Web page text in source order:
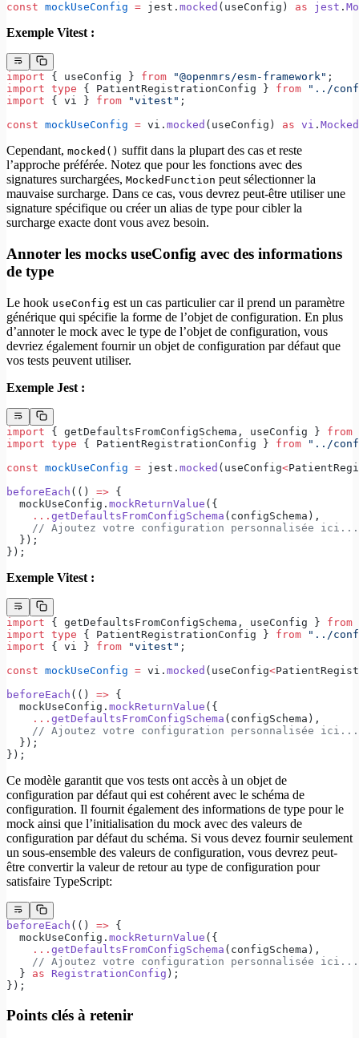
const mockUseConfig = jest. mocked (useConfig) as jest .
Exemple Vitest :
import { useConfig } from "@openmrs/esm-framework" ;
import type { PatientRegistrationConfig } from "../
import { vi } from "vitest" ;
const mockUseConfig = vi. mocked (useConfig) as vi .
Cependant, mocked() suffit dans la plupart des cas et reste
l’approche préférée. Notez que pour les fonctions avec des
signatures surchargées, MockedFunction peut sélectionner la
mauvaise surcharge. Dans ce cas, vous devrez peut-être utiliser une
signature spécifique ou créer un alias de type pour cibler la
surcharge exacte dont vous avez besoin.
Annoter les mocks useConfig avec des informations
de type
Le hook useConfig est un cas particulier car il prend un paramètre
générique qui spécifie la forme de l’objet de configuration. En plus
d’annoter le mock avec le type de l’objet de configuration, vous
devriez également fournir un objet de configuration par défaut que
vos tests peuvent utiliser.
Exemple Jest :
import { getDefaultsFromConfigSchema, useConfig } from
import type { PatientRegistrationConfig } from "../
const mockUseConfig = jest. mocked (useConfig<
beforeEach (() => {
  mockUseConfig.
mockReturnValue ({
    ...
getDefaultsFromConfigSchema (configSchema),
    // Ajoutez votre configuration personnalisée ici...
  });
});
Exemple Vitest :
import { getDefaultsFromConfigSchema, useConfig } from
import type { PatientRegistrationConfig } from "../
import { vi } from "vitest" ;
const mockUseConfig = vi. mocked (useConfig<
beforeEach (() => {
  mockUseConfig.
mockReturnValue ({
    ...
getDefaultsFromConfigSchema (configSchema),
    // Ajoutez votre configuration personnalisée ici...
  });
});
Ce modèle garantit que vos tests ont accès à un objet de
configuration par défaut qui est cohérent avec le schéma de
configuration. Il fournit également des informations de type pour le
mock ainsi que l’initialisation du mock avec des valeurs de
configuration par défaut du schéma. Si vous devez fournir seulement
un sous-ensemble des valeurs de configuration, vous devrez peut-
être convertir la valeur de retour au type de configuration pour
satisfaire TypeScript:
beforeEach (() => {
  mockUseConfig.
mockReturnValue ({
    ...
getDefaultsFromConfigSchema (configSchema),
    // Ajoutez votre configuration personnalisée ici...
  }
as RegistrationConfig );
});
Points clés à retenir